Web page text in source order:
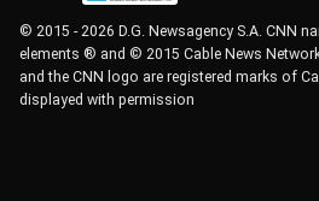
© 2015 - 2026 D.G. Newsagency S.A. CNN
elements ® and © 2015 Cable News
and the CNN logo are registered marks of
displayed with permission